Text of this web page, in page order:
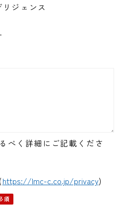
ジェンス
べく詳細にご記載くださ
(https://lmc-c.co.jp/privacy)